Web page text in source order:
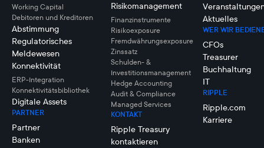
Working Capital
Debitoren und Kreditoren
Abstimmung
Regulatorisches
Meldewesen
Konnektivität
ERP-Integration
Konnektivitätsbibliothek
Digitale Assets
PARTNER
Partner
Banken
Risikomanagement
Finanzinstrumente
Risikoexposure
Fremdwährungsexposure
Zinssatz
Schulden- &
Investitionsmanagement
Hedge Accounting
Audit & Compliance
Managed Services
KONTAKT
Ripple Treasury
kontaktieren
Aktuelles
WER WIR
CFOs
Treasurer
Buchhaltung
IT
RIPPLE
Ripple.com
Karriere